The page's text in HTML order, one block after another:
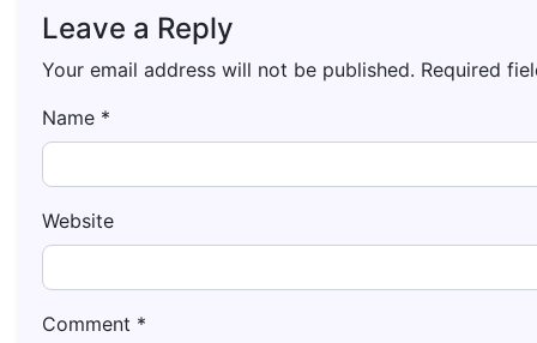
Leave a Reply
Your email address will not be published. Required
Name *
Website
Comment *